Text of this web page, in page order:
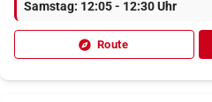
Samstag: 12:05 - 12:30 Uhr
Route